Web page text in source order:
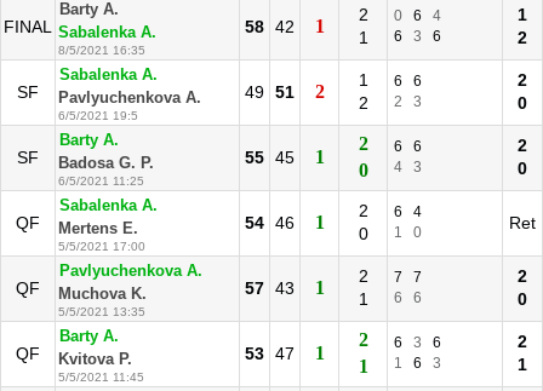
FINAL
Barty A.
Sabalenka A.
8/5/2021 16:35
58 42 1
2
1
0 6
4
6
3 6
1
2
SF
Sabalenka A.
Pavlyuchenkova A.
6/5/2021 19:5
49 51 2
1
2
6
6
2
3
2
0
SF
Barty A.
Badosa G. P.
6/5/2021 11:25
55 45 1
2
0
6
6
4
3
2
0
QF
Sabalenka A.
Mertens E.
5/5/2021 17:00
54 46 1
2
0
6
4
1
0 Ret
QF
Pavlyuchenkova A.
Muchova K.
5/5/2021 13:35
57 43 1
2
1
7
7
6
6
2
0
QF
Barty A.
Kvitova P.
5/5/2021 11:45
53 47 1
2
1
6 3
6
1
6 3
2
1